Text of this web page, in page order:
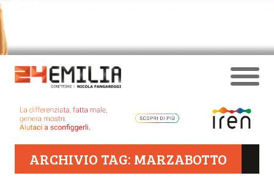
ARCHIVIO TAG: MARZABOTTO